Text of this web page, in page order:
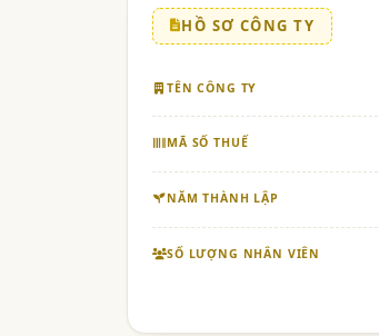
HỒ SƠ CÔNG TY
TÊN CÔNG TY
MÃ SỐ THUẾ
NĂM THÀNH LẬP
SỐ LƯỢNG NHÂN VIÊN